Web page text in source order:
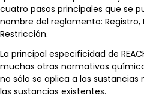
cuatro pasos principales que se
nombre del reglamento: Registro,
Restricción.
La principal especificidad de
muchas otras normativas
no sólo se aplica a las
las sustancias existentes.